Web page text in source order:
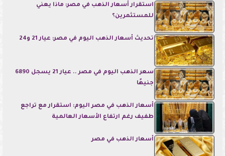
استقرار أسعار الذهب في مصر: ماذا يعني
للمستثمرين؟
تحديث أسعار الذهب اليوم في مصر: عيار 21 و24
سعر الذهب اليوم في مصر .. عيار 21 يسجل 6890
جنيهًا
أسعار الذهب في مصر اليوم: استقرار مع تراجع
طفيف رغم ارتفاع الأسعار العالمية
أسعار الذهب في مصر